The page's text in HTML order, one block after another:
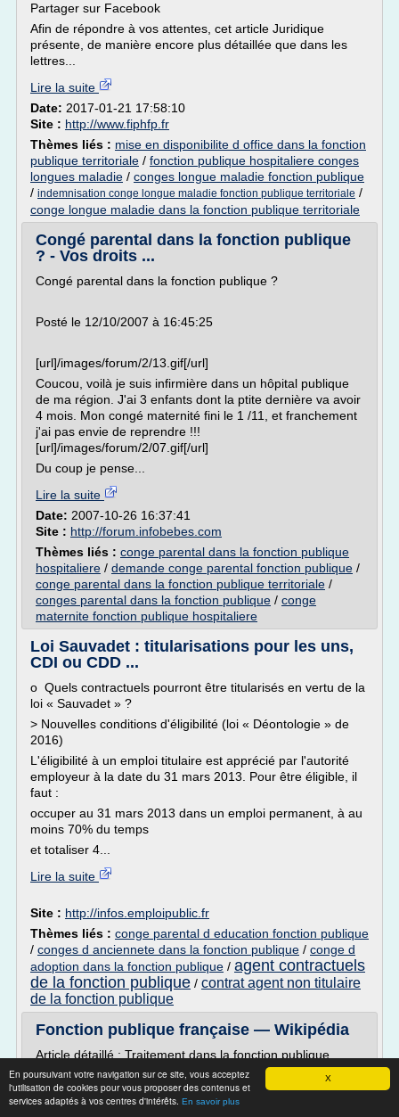
X
En poursuivant votre navigation sur ce site, vous acceptez
l'utilisation de cookies pour vous proposer des contenus et
services adaptés à vos centres d'intérêts. En savoir plus
Partager sur Facebook
Afin de répondre à vos attentes, cet article Juridique
présente, de manière encore plus détaillée que dans les
lettres...
Lire la suite
Date: 2017-01-21 17:58:10
Site : http://www.fiphfp.fr
Thèmes liés : mise en disponibilite d office dans la fonction
publique territoriale / fonction publique hospitaliere conges
longues maladie / conges longue maladie fonction publique
/ indemnisation conge longue maladie fonction publique territoriale /
conge longue maladie dans la fonction publique territoriale
Congé parental dans la fonction publique
? - Vos droits ...
Congé parental dans la fonction publique ?
Posté le 12/10/2007 à 16:45:25
[url]/images/forum/2/13.gif[/url]
Coucou, voilà je suis infirmière dans un hôpital publique
de ma région. J'ai 3 enfants dont la ptite dernière va avoir
4 mois. Mon congé maternité fini le 1 /11, et franchement
j'ai pas envie de reprendre !!!
[url]/images/forum/2/07.gif[/url]
Du coup je pense...
Lire la suite
Date: 2007-10-26 16:37:41
Site : http://forum.infobebes.com
Thèmes liés : conge parental dans la fonction publique
hospitaliere / demande conge parental fonction publique /
conge parental dans la fonction publique territoriale /
conges parental dans la fonction publique / conge
maternite fonction publique hospitaliere
Loi Sauvadet : titularisations pour les uns,
CDI ou CDD ...
o Quels contractuels pourront être titularisés en vertu de la
loi « Sauvadet » ?
> Nouvelles conditions d'éligibilité (loi « Déontologie » de
2016)
L'éligibilité à un emploi titulaire est apprécié par l'autorité
employeur à la date du 31 mars 2013. Pour être éligible, il
faut :
occuper au 31 mars 2013 dans un emploi permanent, à au
moins 70% du temps
et totaliser 4...
Lire la suite
Site : http://infos.emploipublic.fr
Thèmes liés : conge parental d education fonction publique
/ conges d anciennete dans la fonction publique / conge d
adoption dans la fonction publique / agent contractuels
de la fonction publique / contrat agent non titulaire
de la fonction publique
Fonction publique française — Wikipédia
Article détaillé : Traitement dans la fonction publique
française .
Tous les fonctionnaires perçoivent au minimum :